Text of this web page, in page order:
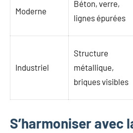
Moderne
Béton, verre,
lignes épurées
Industriel
Structure
métallique,
briques visibles
S’harmoniser avec